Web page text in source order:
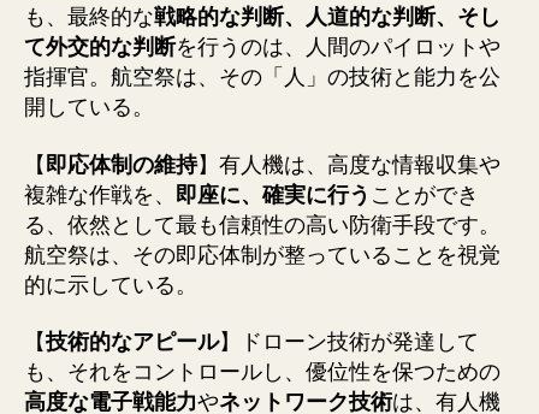
も、最終的な戦略的な判断、人道的な判断、そし
て外交的な判断を行うのは、人間のパイロットや
指揮官。航空祭は、その「人」の技術と能力を公
開している。
【 即応体制の維持】有人機は、高度な情報収集や
複雑な作戦を、 即座に、確実に行う ことができ
る、依然として最も信頼性の高い防衛手段です。
航空祭は、その即応体制が整っていることを視覚
的に示している。
【技術的なアピール】ドローン技術が発達して
も、それをコントロールし、優位性を保つための
高度な電子戦能力やネットワーク技術は、有人機